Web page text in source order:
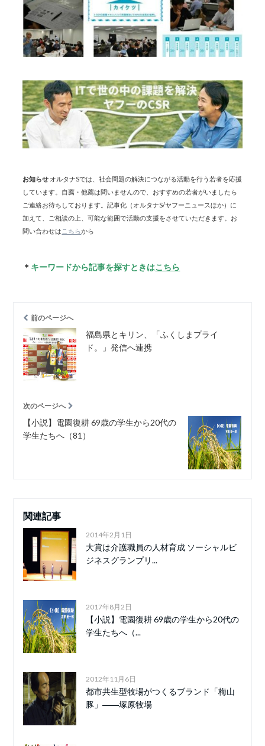
お知らせ オルタナSでは、社会問題の解決につながる活動を行う若者を応援
しています。自薦・他薦は問いませんので、おすすめの若者がいましたら
ご連絡お待ちしております。記事化（オルタナS/ヤフーニュースほか）に
加えて、ご相談の上、可能な範囲で活動の支援をさせていただきます。お
問い合わせは こちらから
＊ キーワードから記事を探すときはこちら
前のページへ
福島県とキリン、「ふくしまプライ
ド。」発信へ連携
次のページへ
【小説】電園復耕 69歳の学生から20代の
学生たちへ（81）
関連記事
2014年2月1日
大賞は介護職員の人材育成 ソーシャルビ
ジネスグランプリ...
2017年8月2日
【小説】電園復耕 69歳の学生から20代の
学生たちへ（...
2012年11月6日
都市共生型牧場がつくるブランド「梅山
豚」――塚原牧場